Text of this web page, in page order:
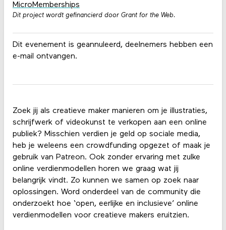
Dit evenement is geannuleerd, deelnemers hebben een
e-mail ontvangen.
Zoek jij als creatieve maker manieren om je illustraties,
schrijfwerk of videokunst te verkopen aan een online
publiek? Misschien verdien je geld op sociale media,
heb je weleens een crowdfunding opgezet of maak je
gebruik van Patreon. Ook zonder ervaring met zulke
online verdienmodellen horen we graag wat jij
belangrijk vindt. Zo kunnen we samen op zoek naar
oplossingen. Word onderdeel van de community die
onderzoekt hoe ‘open, eerlijke en inclusieve’ online
verdienmodellen voor creatieve makers eruitzien.
MicroMemberships
Dit project wordt gefinancierd door Grant for the Web.